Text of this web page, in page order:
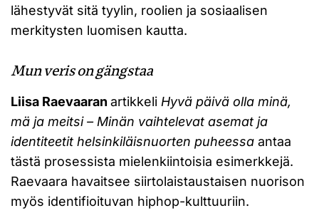
lähestyvät sitä tyylin, roolien ja sosiaalisen
merkitysten luomisen kautta.
Mun veris on gängstaa
Liisa Raevaaran artikkeli Hyvä päivä olla minä,
mä ja meitsi – Minän vaihtelevat asemat ja
identiteetit helsinkiläisnuorten puheessa antaa
tästä prosessista mielenkiintoisia esimerkkejä.
Raevaara havaitsee siirtolaistaustaisen nuorison
myös identifioituvan hiphop-kulttuuriin.